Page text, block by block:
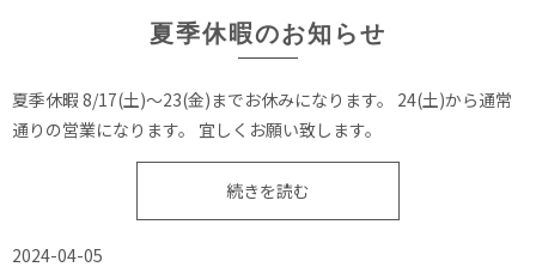
夏季休暇のお知らせ
夏季休暇 8/17(土)〜23(金)までお休みになります。 24(土)から通常
通りの営業になります。 宜しくお願い致します。
続きを読む
2024-04-05